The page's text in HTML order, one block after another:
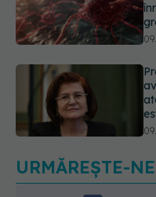
URMĂREȘTE-